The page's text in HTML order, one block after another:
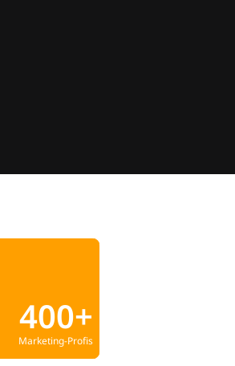
400+
Marketing-Profis